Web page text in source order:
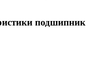
подшипник